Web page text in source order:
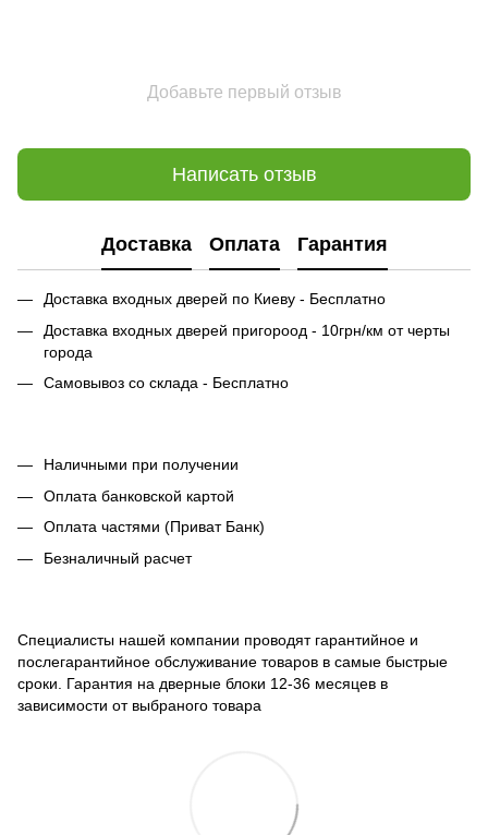
Добавьте первый отзыв
Написать отзыв
Доставка Оплата Гарантия
Доставка входных дверей по Киеву - Бесплатно
Доставка входных дверей пригороод - 10грн/км от черты
города
Самовывоз со склада - Бесплатно
Наличными при получении
Оплата банковской картой
Оплата частями (Приват Банк)
Безналичный расчет
Специалисты нашей компании проводят гарантийное и
послегарантийное обслуживание товаров в самые быстрые
сроки. Гарантия на дверные блоки 12-36 месяцев в
зависимости от выбраного товара